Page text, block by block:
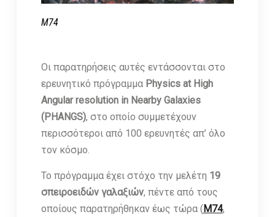
M74
Οι παρατηρήσεις αυτές εντάσσονται στο
ερευνητικό πρόγραμμα Physics at High
Angular resolution in Nearby Galaxies
(PHANGS), στο οποίο συμμετέχουν
περισσότεροι από 100 ερευνητές απ’ όλο
τον κόσμο.
Το πρόγραμμα έχει στόχο την μελέτη 19
σπειροειδών γαλαξιών, πέντε από τους
οποίους παρατηρήθηκαν έως τώρα (M74,